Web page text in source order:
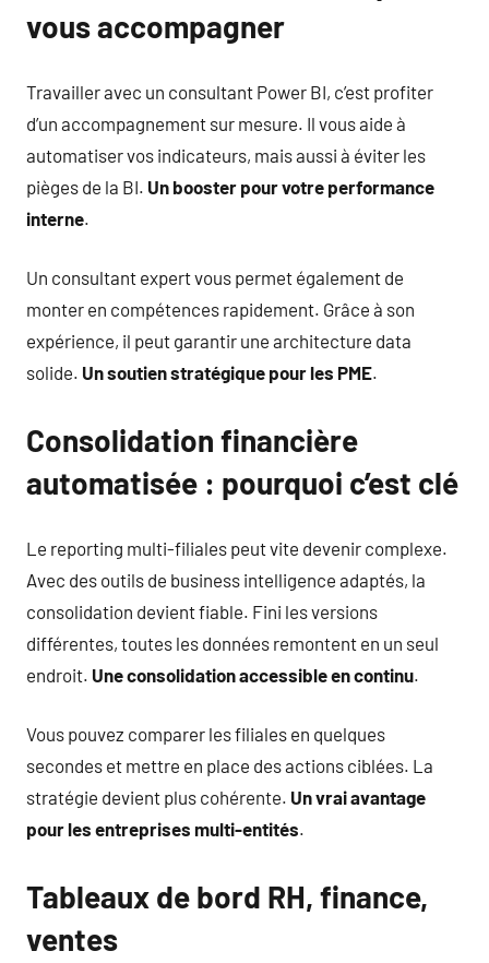
vous accompagner
Travailler avec un consultant Power BI, c’est profiter
d’un accompagnement sur mesure. Il vous aide à
automatiser vos indicateurs, mais aussi à éviter les
pièges de la BI. Un booster pour votre performance
interne.
Un consultant expert vous permet également de
monter en compétences rapidement. Grâce à son
expérience, il peut garantir une architecture data
solide. Un soutien stratégique pour les PME.
Consolidation financière
automatisée : pourquoi c’est clé
Le reporting multi-filiales peut vite devenir complexe.
Avec des outils de business intelligence adaptés, la
consolidation devient fiable. Fini les versions
différentes, toutes les données remontent en un seul
endroit. Une consolidation accessible en continu.
Vous pouvez comparer les filiales en quelques
secondes et mettre en place des actions ciblées. La
stratégie devient plus cohérente. Un vrai avantage
pour les entreprises multi-entités.
Tableaux de bord RH, finance,
ventes